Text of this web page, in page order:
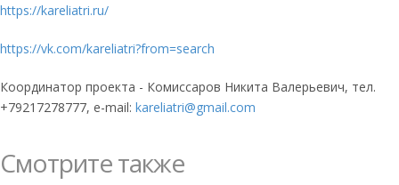
https://kareliatri.ru/
https://vk.com/kareliatri?from=search
Координатор проекта - Комиссаров Никита Валерьевич, тел.
+79217278777, e-mail: kareliatri@gmail.com
Смотрите также